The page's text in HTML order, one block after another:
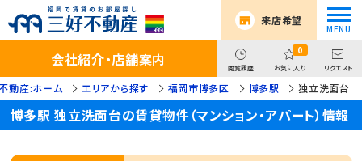
来店希望
会社紹介・店舗案内 閲覧履歴
0
お気に入り リクエスト
動産:ホーム エリアから探す 福岡市博多区 博多駅 独立洗面台
博多駅 独立洗面台の賃貸物件（マンション・アパート）情報